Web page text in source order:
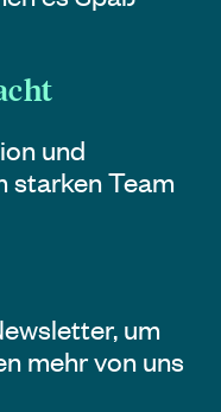
und
starken Team
um
mehr von uns